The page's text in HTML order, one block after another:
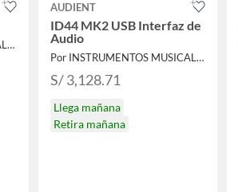
Por INSTRUMENTOS MUSICALES AYMARA
AUDIENT
ID44 MK2 USB Interfaz de
Audio
Por INSTRUMENTOS MUSICALES AYMARA
S/ 3,128.71
Llega mañana
Retira mañana